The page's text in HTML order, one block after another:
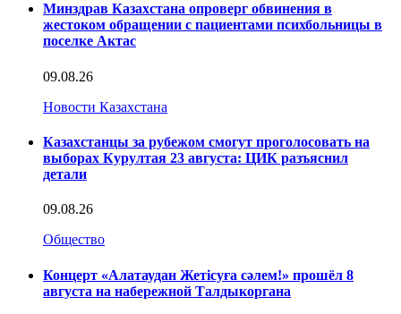
Минздрав Казахстана опроверг обвинения в
жестоком обращении с пациентами психбольницы в
поселке Актас
09.08.26
Новости Казахстана
Казахстанцы за рубежом смогут проголосовать на
выборах Курултая 23 августа: ЦИК разъяснил
детали
09.08.26
Общество
Концерт «Алатаудан Жетісуға сәлем!» прошёл 8
августа на набережной Талдыкоргана